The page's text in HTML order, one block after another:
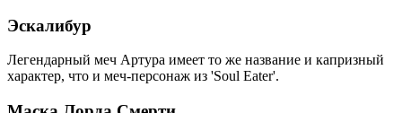
Эскалибур
Легендарный меч Артура имеет то же название и капризный
характер, что и меч-персонаж из 'Soul Eater'.